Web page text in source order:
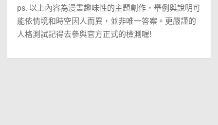
ps. 以上內容為漫畫趣味性的主題創作，舉例與說明可
能依情境和時空因人而異，並非唯一答案。更嚴謹的
人格測試記得去參與官方正式的檢測喔!